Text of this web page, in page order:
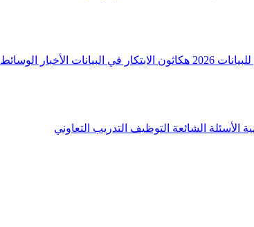
2026 هكاثون الابتكار في البيانات الأخبار الوسائط
الأسئلة الشائعة التوظيف التدريب التعاوني